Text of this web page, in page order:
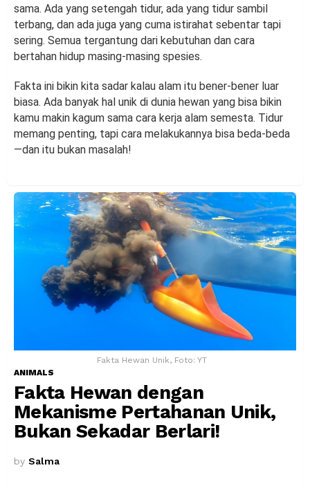
sama. Ada yang setengah tidur, ada yang tidur sambil
terbang, dan ada juga yang cuma istirahat sebentar tapi
sering. Semua tergantung dari kebutuhan dan cara
bertahan hidup masing-masing spesies.
Fakta ini bikin kita sadar kalau alam itu bener-bener luar
biasa. Ada banyak hal unik di dunia hewan yang bisa bikin
kamu makin kagum sama cara kerja alam semesta. Tidur
memang penting, tapi cara melakukannya bisa beda-beda
—dan itu bukan masalah!
Fakta Hewan Unik, Foto: YT
ANIMALS
Fakta Hewan dengan
Mekanisme Pertahanan Unik,
Bukan Sekadar Berlari!
by Salma